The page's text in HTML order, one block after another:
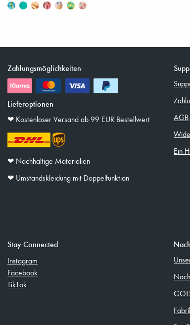
Zahlungsmöglichkeiten
Lieferoptionen
❤︎ Kostenloser Versand ab 99 EUR Bestellwert
❤︎ Nachhaltige Materialien
❤︎ Umstandskleidung mit Doppelfunktion
AGB
Ein
Stay Connected
Instagram
Facebook
TikTok